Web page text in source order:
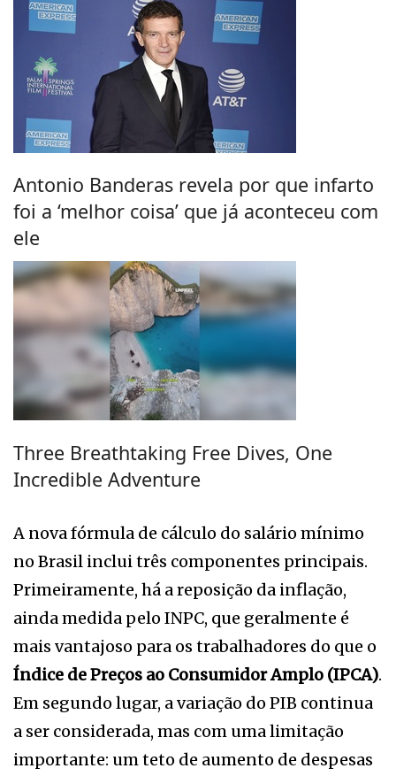
Antonio Banderas revela por que infarto
foi a ‘melhor coisa’ que já aconteceu com
ele
Three Breathtaking Free Dives, One
Incredible Adventure
A nova fórmula de cálculo do salário mínimo
no Brasil inclui três componentes principais.
Primeiramente, há a reposição da inflação,
ainda medida pelo INPC, que geralmente é
mais vantajoso para os trabalhadores do que o
Índice de Preços ao Consumidor Amplo (IPCA).
Em segundo lugar, a variação do PIB continua
a ser considerada, mas com uma limitação
importante: um teto de aumento de despesas